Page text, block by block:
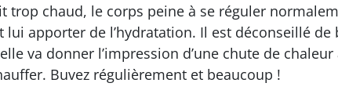
trop chaud, le corps peine à se réguler
lui apporter de l’hydratation. Il est déconseillé de
va donner l’impression d’une chute de
Buvez régulièrement et beaucoup !